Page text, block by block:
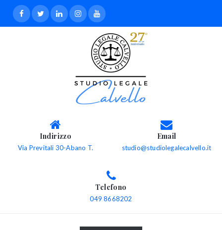
Indirizzo
Via Previtali 30-Abano T.
Email
studio@studiolegalecalvello.it
Telefono
049 8668202